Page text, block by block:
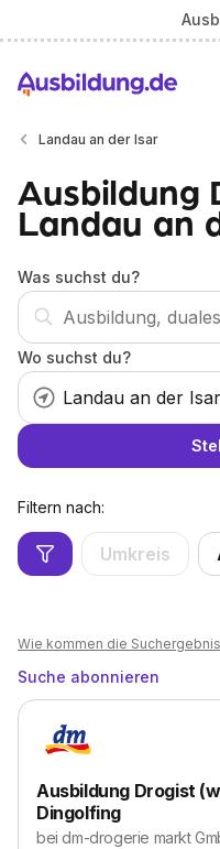
Landau an der Isar
Ausbildung
Landau an
Was suchst du?
Wo suchst du?
Filtern nach:
Umkreis
Wie kommen die
Suche abonnieren
Ausbildung Drogist
Dingolfing
beidm-drogerie markt